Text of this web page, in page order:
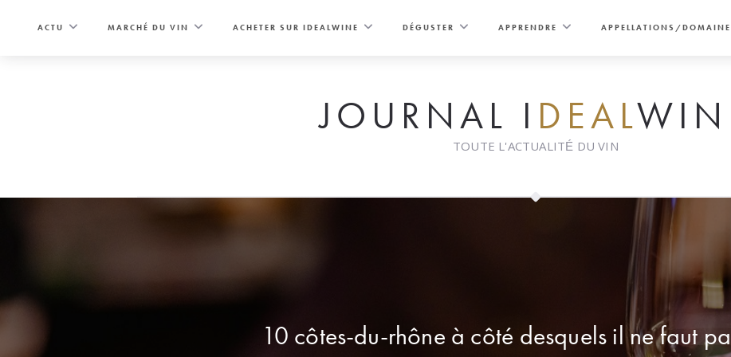
ACTU MARCHÉ DU VIN ACHETER SUR IDEALWINE DÉGUSTER APPRENDRE APPELLATIONS/
JOURNAL I DEAL
TOUTE L'ACTUALITÉ DU VIN
10 côtes-du-rhône à côté desquels il ne faut